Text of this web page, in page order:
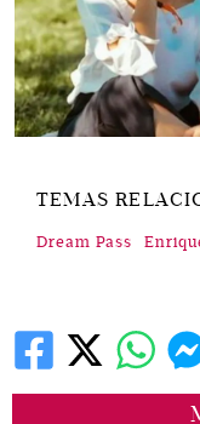
TEMAS
Dream Pass